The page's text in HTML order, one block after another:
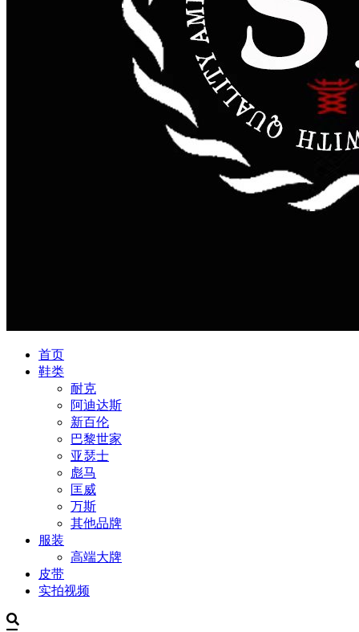
首页
鞋类
耐克
阿迪达斯
新百伦
巴黎世家
亚瑟士
彪马
匡威
万斯
其他品牌
服装
高端大牌
皮带
实拍视频